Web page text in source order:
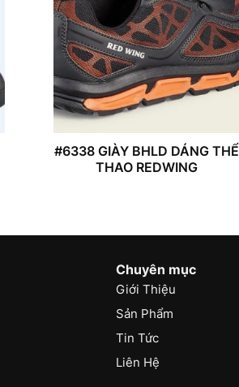
#6338 GIÀY BHLD DÁNG THỂ
THAO REDWING
Chuyên mục
Giới Thiệu
Sản Phẩm
Tin Tức
Liên Hệ